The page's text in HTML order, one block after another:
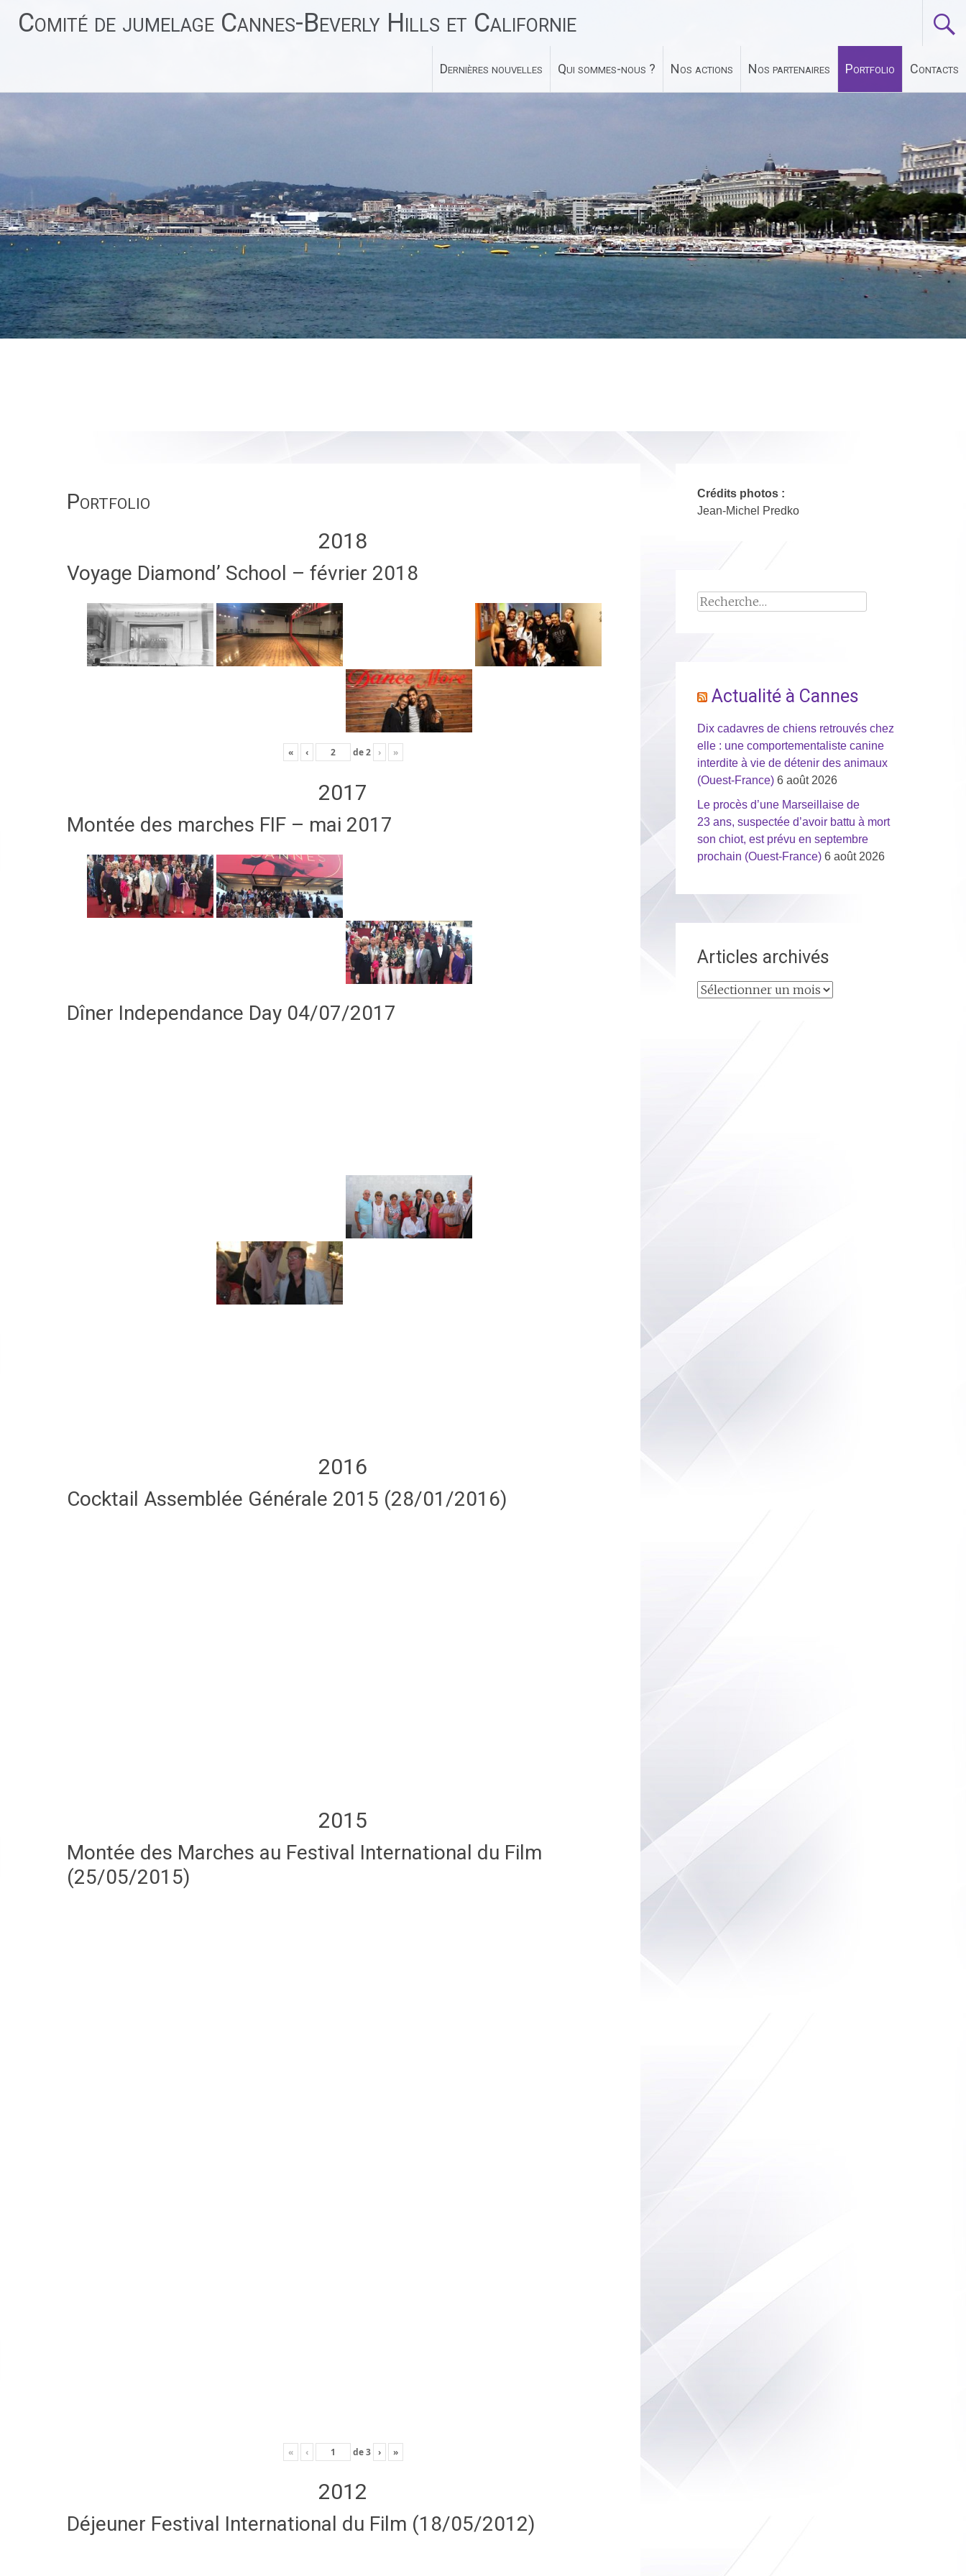
Comité de jumelage Cannes-Beverly Hills et Californie
Dernières nouvelles Qui sommes-nous ? Nos actions Nos partenaires Portfolio Contacts
Portfolio
2018
Voyage Diamond’ School – février 2018
« ‹ de2 › »
2017
Montée des marches FIF – mai 2017
Dîner Independance Day 04/07/2017
2016
Cocktail Assemblée Générale 2015 (28/01/2016)
2015
Montée des Marches au Festival International du Film
(25/05/2015)
« ‹ de3 › »
2012
Déjeuner Festival International du Film (18/05/2012)
Crédits photos :
Jean-Michel Predko
Rechercher :
Actualité à Cannes
Dix cadavres de chiens retrouvés chez
elle : une comportementaliste canine
interdite à vie de détenir des animaux
(Ouest-France) 6 août 2026
Le procès d’une Marseillaise de
23 ans, suspectée d’avoir battu à mort
son chiot, est prévu en septembre
prochain (Ouest-France) 6 août 2026
Articles archivés
Articles